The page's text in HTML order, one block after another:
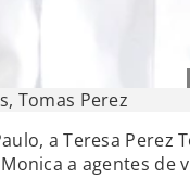
Tomas Perez
a Teresa Perez
a agentes de